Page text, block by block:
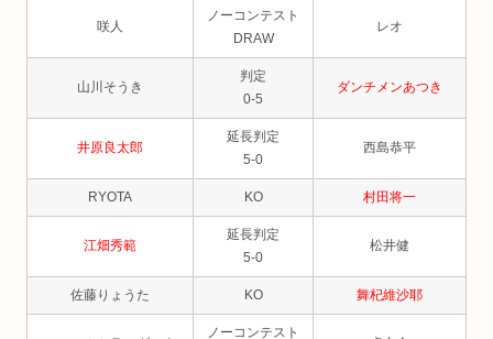
咲人
ノーコンテスト
DRAW
レオ
山川そうき
判定
0-5
ダンチメンあつき
井原良太郎
延長判定
5-0
西島恭平
RYOTA KO 村田将一
江畑秀範
延長判定
5-0
松井健
佐藤りょうた KO 舞杞維沙耶
ノーコンテスト